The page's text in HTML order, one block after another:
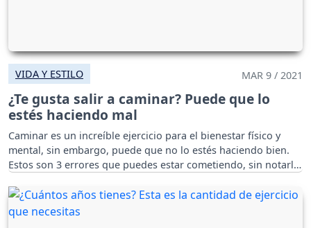
VIDA Y ESTILO MAR 9 / 2021
¿Te gusta salir a caminar? Puede que lo
estés haciendo mal
Caminar es un increíble ejercicio para el bienestar físico y
mental, sin embargo, puede que no lo estés haciendo bien.
Estos son 3 errores que puedes estar cometiendo, sin notarlo.